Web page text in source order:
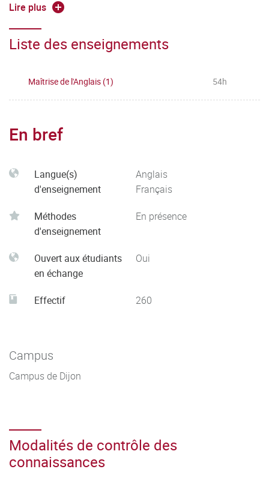
Deux TD constituent principalement l'UE1. La moyenne de
l'UE1 est calculée à partir de la moyenne de chaque TD.
Une modulation de la moyenne est effectuée pour tenir
Lire plus
Liste des enseignements
Maîtrise de l'Anglais (1) 54h
En bref
Langue(s)
d'enseignement
Anglais
Français
Méthodes
d'enseignement
En présence
Ouvert aux étudiants
en échange
Oui
Effectif 260
Campus
Campus de Dijon
Modalités de contrôle des
connaissances